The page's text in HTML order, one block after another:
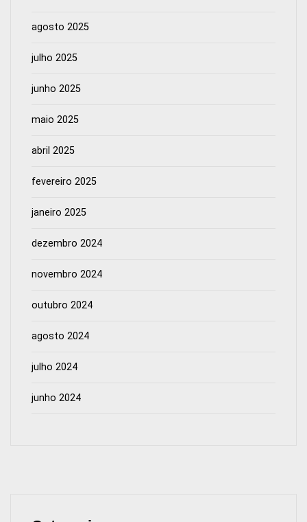
agosto 2025
julho 2025
junho 2025
maio 2025
abril 2025
fevereiro 2025
janeiro 2025
dezembro 2024
novembro 2024
outubro 2024
agosto 2024
julho 2024
junho 2024